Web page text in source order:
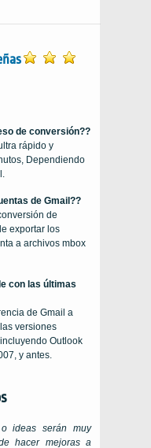
de conversión??
rápido y
Dependiendo
de Gmail??
de
exportar los
a archivos mbox
con las últimas
de Gmail a
versiones
Outlook
y antes.
o ideas serán muy
hacer mejoras a